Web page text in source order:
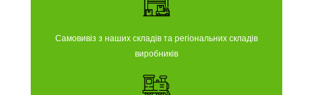
Самовивіз з наших складів та регіональних складів
виробників